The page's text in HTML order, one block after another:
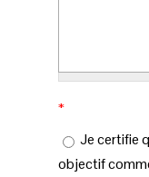
*
Je certifie
objectif